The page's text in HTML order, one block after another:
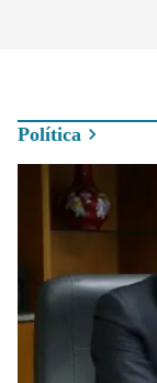
Política